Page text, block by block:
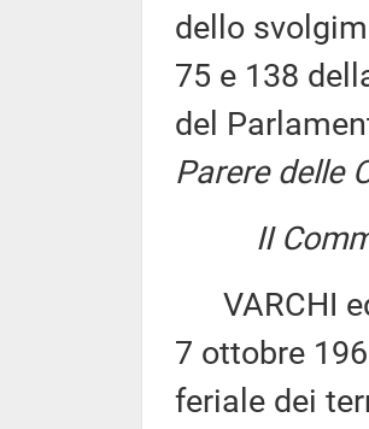
dello
75 e 138
del
Parere delle
II
VARCHI
7 ottobre
feriale dei